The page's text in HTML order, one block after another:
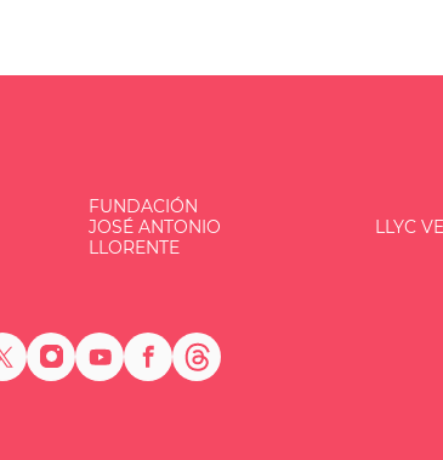
FUNDACIÓN
JOSÉ ANTONIO
LLORENTE
LLYC